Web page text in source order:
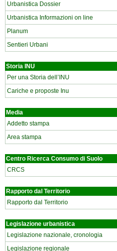
Urbanistica Dossier
Urbanistica Informazioni on line
Planum
Sentieri Urbani
Storia INU
Per una Storia dell’INU
Cariche e proposte Inu
Media
Addetto stampa
Area stampa
Centro Ricerca Consumo di Suolo
CRCS
Rapporto dal Territorio
Rapporto dal Territorio
Legislazione urbanistica
Legislazione nazionale, cronologia
Legislazione regionale